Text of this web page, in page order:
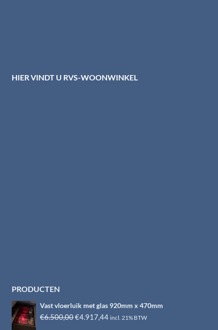
HIER VINDT U RVS-WOONWINKEL
PRODUCTEN
Vast vloerluik met glas 920mm x 470mm
€6.500,00Oorspronkelijke
€4.917,44Huidige
incl. 21% BTW